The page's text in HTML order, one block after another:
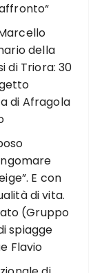
della
di Triora: 30
di Afragola
E con
di vita.
(Gruppo
spiagge
Flavio